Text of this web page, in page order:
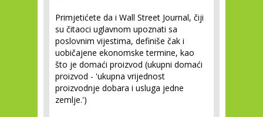
Primjetićete da i Wall Street Journal, čiji
su čitaoci uglavnom upoznati sa
poslovnim vijestima, definiše čak i
uobičajene ekonomske termine, kao
što je domaći proizvod (ukupni domaći
proizvod - 'ukupna vrijednost
proizvodnje dobara i usluga jedne
zemlje.')